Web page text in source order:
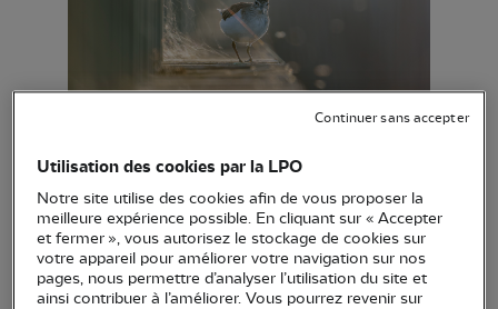
Chevalier guignette Quentin David, Haute-
Corse, mars 2024
La photo a été réalisée juste après le lever du
Utilisation des cookies par la LPO
Notre site utilise des cookies afin de vous proposer la
meilleure expérience possible. En cliquant sur « Accepter
et fermer », vous autorisez le stockage de cookies sur
votre appareil pour améliorer votre navigation sur nos
pages, nous permettre d’analyser l’utilisation du site et
ainsi contribuer à l’améliorer. Vous pourrez revenir sur
Continuer sans accepter